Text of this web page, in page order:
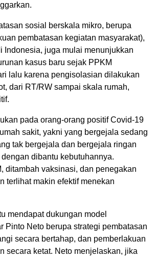
sosial berskala mikro, berupa
pembatasan kegiatan masyarakat),
Indonesia, juga mulai menunjukkan
kasus baru sejak PPKM
lalu karena pengisolasian dilakukan
dari RT/RW sampai skala rumah,
pada orang-orang positif Covid-19
sakit, yakni yang bergejala sedang
tak bergejala dan bergejala ringan
dibantu kebutuhannya.
ditambah vaksinasi, dan penegakan
terlihat makin efektif menekan
mendapat dukungan model
Pinto Neto berupa strategi pembatasan
secara bertahap, dan pemberlakuan
secara ketat. Neto menjelaskan, jika